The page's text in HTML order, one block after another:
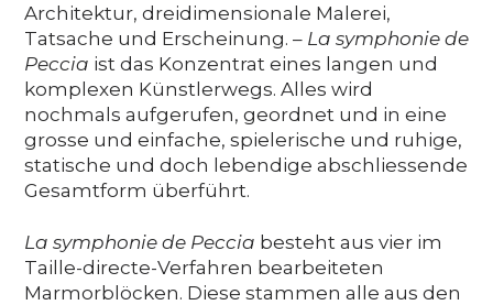
Architektur, dreidimensionale Malerei,
Tatsache und Erscheinung. – La symphonie de
Peccia ist das Konzentrat eines langen und
komplexen Künstlerwegs. Alles wird
nochmals aufgerufen, geordnet und in eine
grosse und einfache, spielerische und ruhige,
statische und doch lebendige abschliessende
Gesamtform überführt.
La symphonie de Peccia besteht aus vier im
Taille-directe-Verfahren bearbeiteten
Marmorblöcken. Diese stammen alle aus den